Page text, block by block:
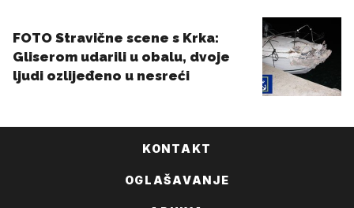
KONTAKT
OGLAŠAVANJE